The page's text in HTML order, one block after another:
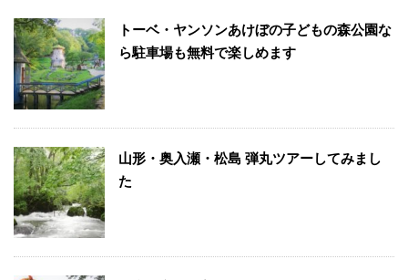
トーベ・ヤンソンあけぼの子どもの森公園な
ら駐車場も無料で楽しめます
山形・奥入瀬・松島 弾丸ツアーしてみまし
た